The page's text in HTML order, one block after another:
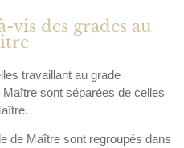
vis des grades au
travaillant au grade
Maître sont séparées de celles
de Maître sont regroupés dans